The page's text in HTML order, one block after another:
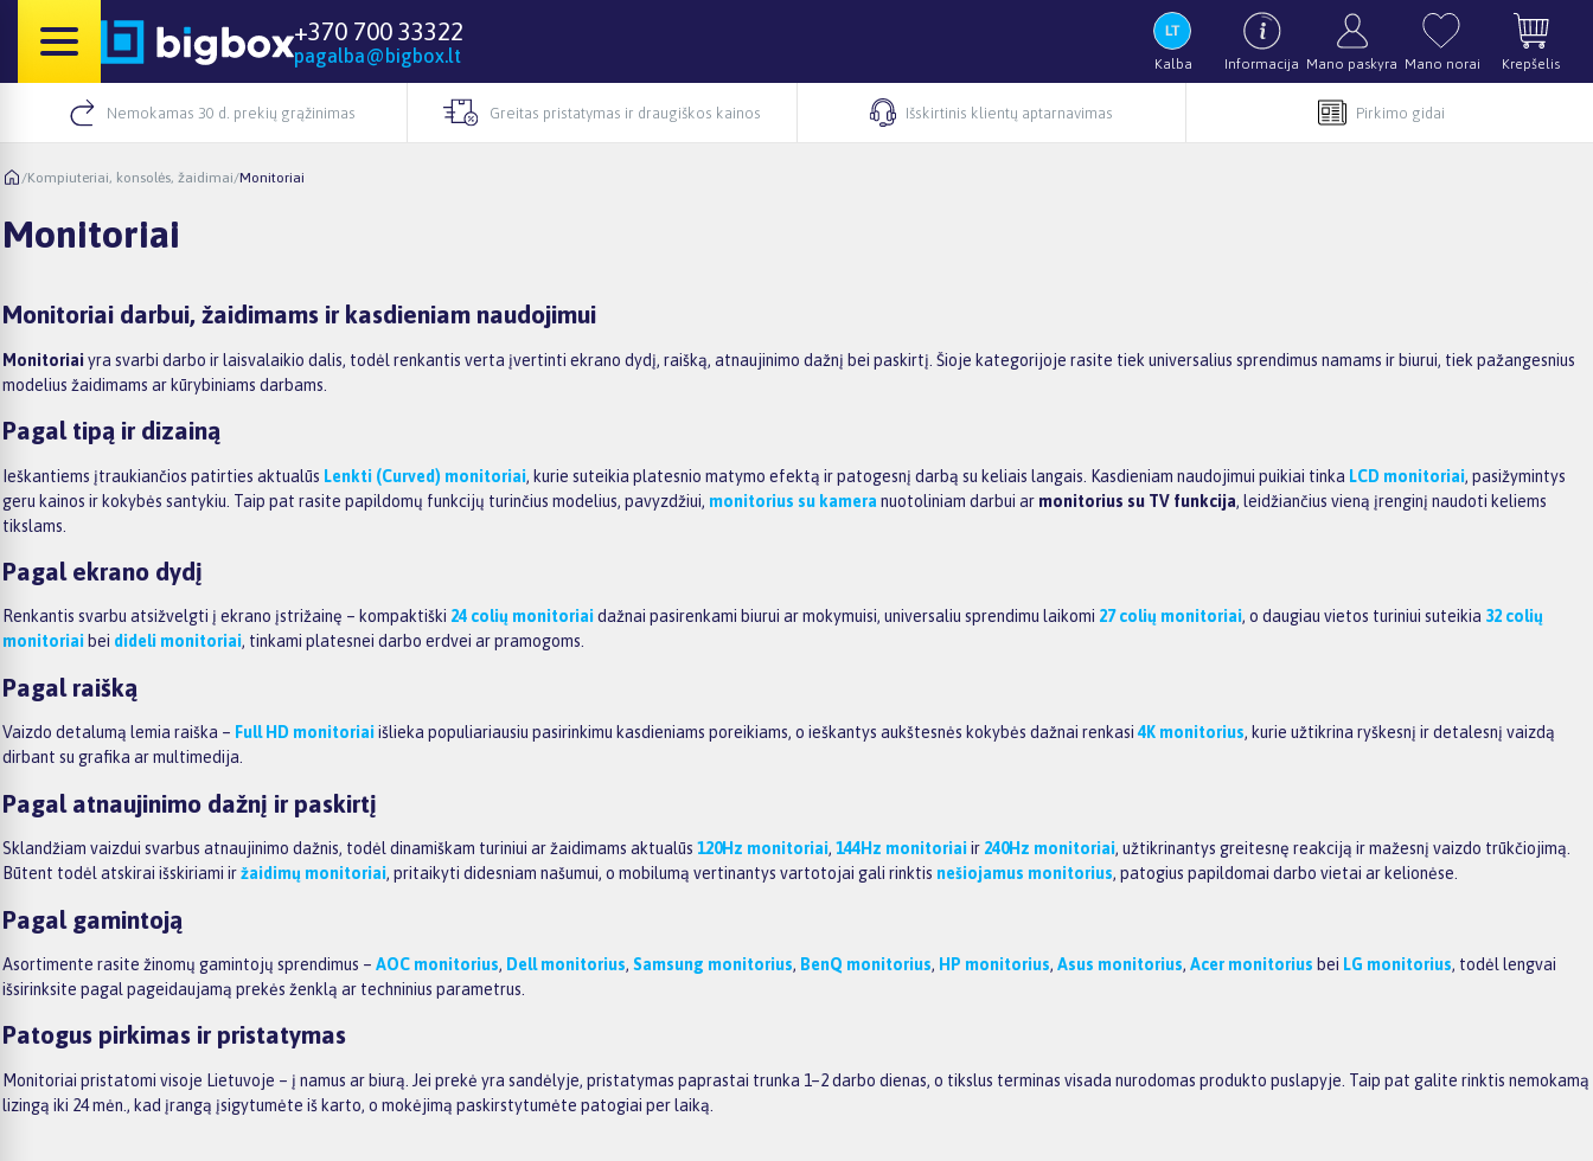
+370 700 33322
pagalba@bigbox.lt Kalba Informacija Mano paskyra Mano norai Krepšelis
Nemokamas 30 d. prekių grąžinimas Greitas pristatymas ir draugiškos kainos Išskirtinis klientų aptarnavimas Pirkimo gidai
/Kompiuteriai, konsolės, žaidimai/Monitoriai
Monitoriai
Monitoriai darbui, žaidimams ir kasdieniam naudojimui
Monitoriaiyra svarbi darbo ir laisvalaikio dalis, todėl renkantis verta įvertinti ekrano dydį, raišką, atnaujinimo dažnį bei paskirtį. Šioje kategorijoje rasite tiek universalius sprendimus namams ir biurui, tiek pažangesnius
modelius žaidimams ar kūrybiniams darbams.
Pagal tipą ir dizainą
Ieškantiems įtraukiančios patirties aktualūs Lenkti (Curved) monitoriai, kurie suteikia platesnio matymo efektą ir patogesnį darbą su keliais langais. Kasdieniam naudojimui puikiai tinka LCD monitoriai, pasižymintys
geru kainos ir kokybės santykiu. Taip pat rasite papildomų funkcijų turinčius modelius, pavyzdžiui, monitorius su kamera nuotoliniam darbui ar monitorius su TV funkcija, leidžiančius vieną įrenginį naudoti keliems
tikslams.
Pagal ekrano dydį
Renkantis svarbu atsižvelgti į ekrano įstrižainę – kompaktiški 24 colių monitoriaidažnai pasirenkami biurui ar mokymuisi, universaliu sprendimu laikomi 27 colių monitoriai, o daugiau vietos turiniui suteikia 32 colių
monitoriai bei dideli monitoriai, tinkami platesnei darbo erdvei ar pramogoms.
Pagal raišką
Vaizdo detalumą lemia raiška – Full HD monitoriaiišlieka populiariausiu pasirinkimu kasdieniams poreikiams, o ieškantys aukštesnės kokybės dažnai renkasi4K monitorius, kurie užtikrina ryškesnį ir detalesnį vaizdą
dirbant su grafika ar multimedija.
Pagal atnaujinimo dažnį ir paskirtį
Sklandžiam vaizdui svarbus atnaujinimo dažnis, todėl dinamiškam turiniui ar žaidimams aktualūs 120Hz monitoriai, 144Hz monitoriaiir 240Hz monitoriai, užtikrinantys greitesnę reakciją ir mažesnį vaizdo trūkčiojimą.
Būtent todėl atskirai išskiriami iržaidimų monitoriai, pritaikyti didesniam našumui, o mobilumą vertinantys vartotojai gali rinktis nešiojamus monitorius, patogius papildomai darbo vietai ar kelionėse.
Pagal gamintoją
Asortimente rasite žinomų gamintojų sprendimus – AOC monitorius, Dell monitorius, Samsung monitorius, BenQ monitorius, HP monitorius, Asus monitorius, Acer monitorius bei LG monitorius, todėl lengvai
išsirinksite pagal pageidaujamą prekės ženklą ar techninius parametrus.
Patogus pirkimas ir pristatymas
Monitoriai pristatomi visoje Lietuvoje – į namus ar biurą. Jei prekė yra sandėlyje, pristatymas paprastai trunka 1–2 darbo dienas, o tikslus terminas visada nurodomas produkto puslapyje. Taip pat galite rinktis nemokamą
lizingą iki 24 mėn., kad įrangą įsigytumėte iš karto, o mokėjimą paskirstytumėte patogiai per laiką.